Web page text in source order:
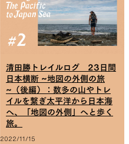
REPAIR PARTS
パーツ
SPECIAL OFFERS
清田勝トレイルログ 23日間
日本横断 ~地図の外側の旅
~（後編）：数多の山やトレ
イルを繋ぎ太平洋から日本海
へ、「地図の外側」へと歩く
旅。
2022/11/15